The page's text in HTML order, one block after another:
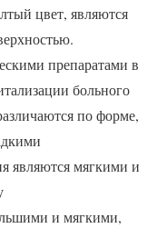
цвет, являются
препаратами в
больного
по форме,
являются мягкими и
и мягкими,